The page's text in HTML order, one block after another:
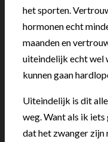
het sporten.
hormonen echt
maanden en
uiteindelijk echt wel
kunnen gaan
Uiteindelijk is dit
weg. Want als ik
dat het zwanger